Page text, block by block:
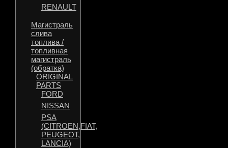
RENAULT
Магистраль
слива
топлива /
топливная
магистраль
(обратка)
ORIGINAL
PARTS
FORD
NISSAN
PSA
(CITROEN,FIAT,
PEUGEOT,
LANCIA)